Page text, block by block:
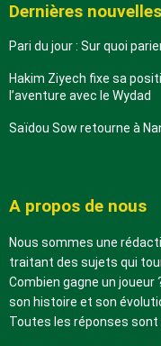
Dernières nouvelles
Pari du jour : Sur quoi
Hakim Ziyech fixe sa
l’aventure avec le Wydad
Saïdou Sow retourne à
A propos de nous
Nous sommes une
traitant des sujets qui
Combien gagne un joueur
son histoire et son
Toutes les réponses